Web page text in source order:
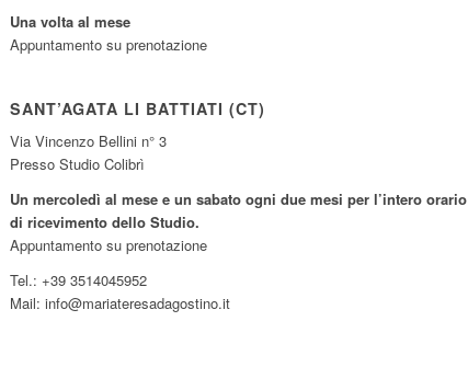
Una volta al mese
Appuntamento su prenotazione
SANT’AGATA LI BATTIATI (CT)
Via Vincenzo Bellini n° 3
Presso Studio Colibrì
Un mercoledì al mese e un sabato ogni due mesi per l’intero orario
di ricevimento dello Studio.
Appuntamento su prenotazione
Tel.: +39 3514045952
Mail: info@mariateresadagostino.it